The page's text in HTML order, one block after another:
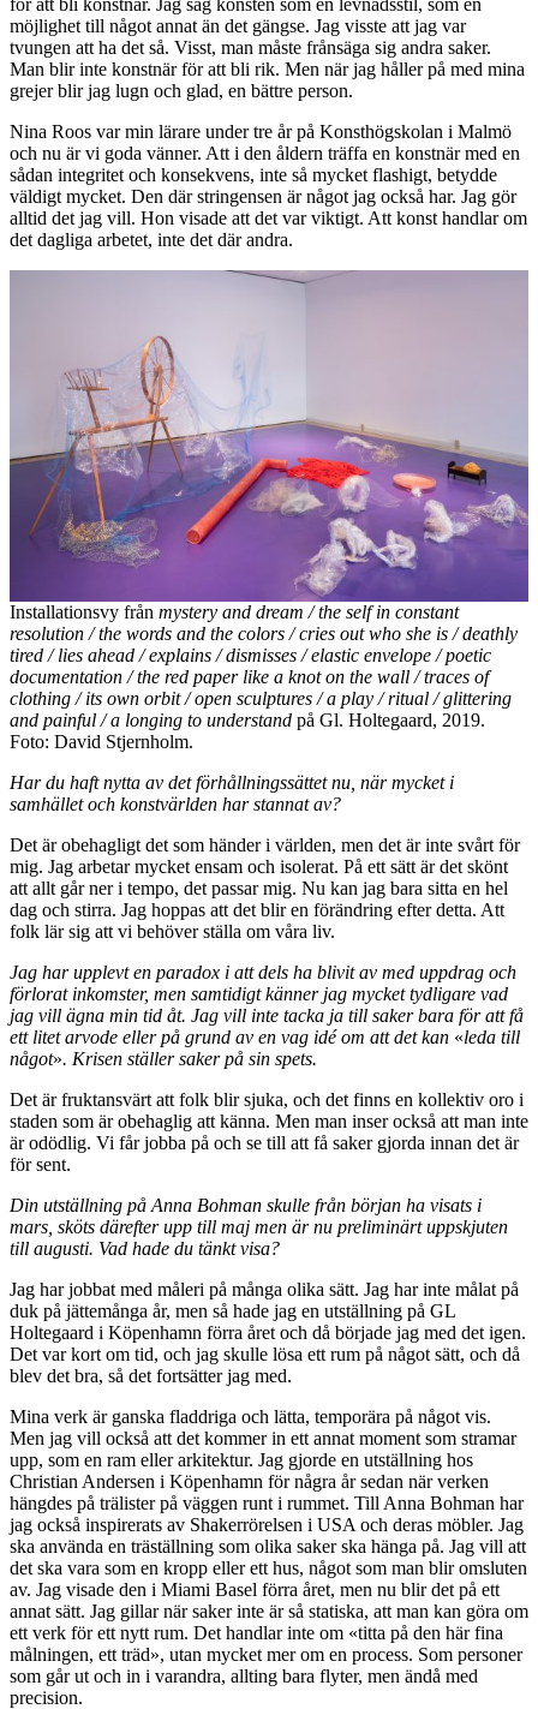
för att bli konstnär. Jag såg konsten som en levnadsstil, som en
möjlighet till något annat än det gängse. Jag visste att jag var
tvungen att ha det så. Visst, man måste frånsäga sig andra saker.
Man blir inte konstnär för att bli rik. Men när jag håller på med mina
grejer blir jag lugn och glad, en bättre person.
Nina Roos var min lärare under tre år på Konsthögskolan i Malmö
och nu är vi goda vänner. Att i den åldern träffa en konstnär med en
sådan integritet och konsekvens, inte så mycket flashigt, betydde
väldigt mycket. Den där stringensen är något jag också har. Jag gör
alltid det jag vill. Hon visade att det var viktigt. Att konst handlar om
det dagliga arbetet, inte det där andra.
Installationsvy från mystery and dream / the self in constant
resolution / the words and the colors / cries out who she is / deathly
tired / lies ahead / explains / dismisses / elastic envelope / poetic
documentation / the red paper like a knot on the wall / traces of
clothing / its own orbit / open sculptures / a play / ritual / glittering
and painful / a longing to understand på Gl. Holtegaard, 2019.
Foto: David Stjernholm.
Har du haft nytta av det förhållningssättet nu, när mycket i
samhället och konstvärlden har stannat av?
Det är obehagligt det som händer i världen, men det är inte svårt för
mig. Jag arbetar mycket ensam och isolerat. På ett sätt är det skönt
att allt går ner i tempo, det passar mig. Nu kan jag bara sitta en hel
dag och stirra. Jag hoppas att det blir en förändring efter detta. Att
folk lär sig att vi behöver ställa om våra liv.
Jag har upplevt en paradox i att dels ha blivit av med uppdrag och
förlorat inkomster, men samtidigt känner jag mycket tydligare vad
jag vill ägna min tid åt. Jag vill inte tacka ja till saker bara för att få
ett litet arvode eller på grund av en vag idé om att det kan «leda till
något». Krisen ställer saker på sin spets.
Det är fruktansvärt att folk blir sjuka, och det finns en kollektiv oro i
staden som är obehaglig att känna. Men man inser också att man inte
är odödlig. Vi får jobba på och se till att få saker gjorda innan det är
för sent.
Din utställning på Anna Bohman skulle från början ha visats i
mars, sköts därefter upp till maj men är nu preliminärt uppskjuten
till augusti. Vad hade du tänkt visa?
Jag har jobbat med måleri på många olika sätt. Jag har inte målat på
duk på jättemånga år, men så hade jag en utställning på GL
Holtegaard i Köpenhamn förra året och då började jag med det igen.
Det var kort om tid, och jag skulle lösa ett rum på något sätt, och då
blev det bra, så det fortsätter jag med.
Mina verk är ganska fladdriga och lätta, temporära på något vis.
Men jag vill också att det kommer in ett annat moment som stramar
upp, som en ram eller arkitektur. Jag gjorde en utställning hos
Christian Andersen i Köpenhamn för några år sedan när verken
hängdes på trälister på väggen runt i rummet. Till Anna Bohman har
jag också inspirerats av Shakerrörelsen i USA och deras möbler. Jag
ska använda en träställning som olika saker ska hänga på. Jag vill att
det ska vara som en kropp eller ett hus, något som man blir omsluten
av. Jag visade den i Miami Basel förra året, men nu blir det på ett
annat sätt. Jag gillar när saker inte är så statiska, att man kan göra om
ett verk för ett nytt rum. Det handlar inte om «titta på den här fina
målningen, ett träd», utan mycket mer om en process. Som personer
som går ut och in i varandra, allting bara flyter, men ändå med
precision.